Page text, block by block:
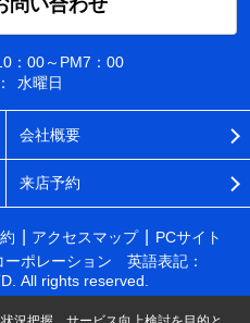
：00～PM7：00
水曜日
会社概要
来店予約
アクセスマップ
PCサイト
ポレーション 英語表記：
All rights reserved.